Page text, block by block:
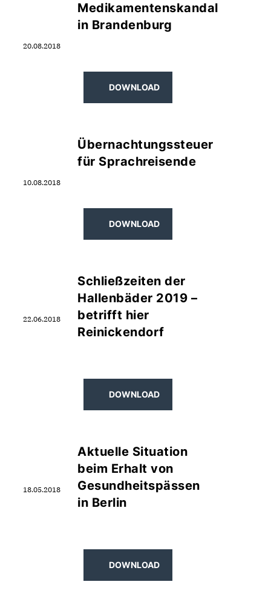
20.08.2018
Medikamentenskandal
in Brandenburg
DOWNLOAD
10.08.2018
Übernachtungssteuer
für Sprachreisende
DOWNLOAD
22.06.2018
Schließzeiten der
Hallenbäder 2019 –
betrifft hier
Reinickendorf
DOWNLOAD
18.05.2018
Aktuelle Situation
beim Erhalt von
Gesundheitspässen
in Berlin
DOWNLOAD